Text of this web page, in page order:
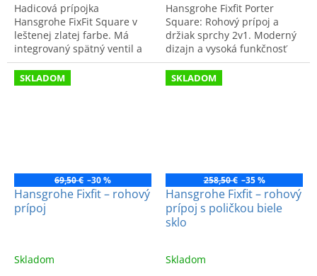
Hadicová prípojka
Hansgrohe FixFit Square v
leštenej zlatej farbe. Má
integrovaný spätný ventil a
moderný dizajn. Kód:
26455990.
Hansgrohe Fixfit Porter
Square: Rohový prípoj a
držiak sprchy 2v1. Moderný
dizajn a vysoká funkčnosť
pre vašu kúpeľňu. Kód
výrobku: 26889000.
SKLADOM
69,50 € –30 %
Hansgrohe Fixfit – rohový
prípoj
Skladom
SKLADOM
258,50 € –35 %
Hansgrohe Fixfit – rohový
prípoj s poličkou biele
sklo
Skladom